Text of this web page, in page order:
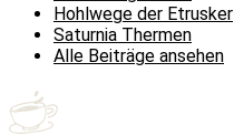
Hohlwege der Etrusker
Saturnia Thermen
Alle Beiträge ansehen